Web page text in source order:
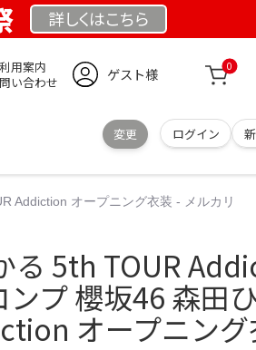
詳しくはこちら
用案内
い合わせ
ゲスト様 0
変更 ログイン
Addiction オープニング衣装 - メルカリ
る 5th TOUR
プ 櫻坂46 森田
オープニング